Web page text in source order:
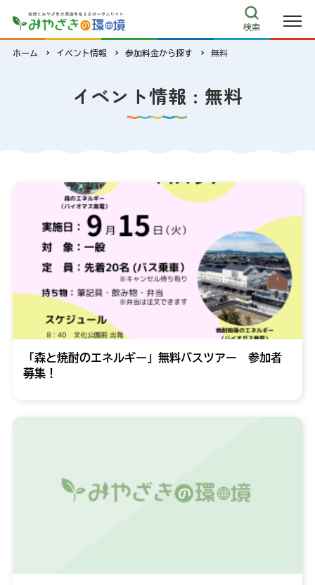
検索
ホーム イベント情報 参加料金から探す 無料
イベント情報 : 無料
「森と焼酎のエネルギー」無料バスツアー 参加者
募集！
リンク集
ecoみやざき
キャラクター紹介
よくある質問